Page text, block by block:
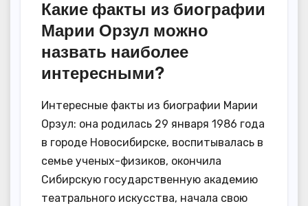
Какие факты из биографии
Марии Орзул можно
назвать наиболее
интересными?
Интересные факты из биографии Марии
Орзул: она родилась 29 января 1986 года
в городе Новосибирске, воспитывалась в
семье ученых-физиков, окончила
Сибирскую государственную академию
театрального искусства, начала свою